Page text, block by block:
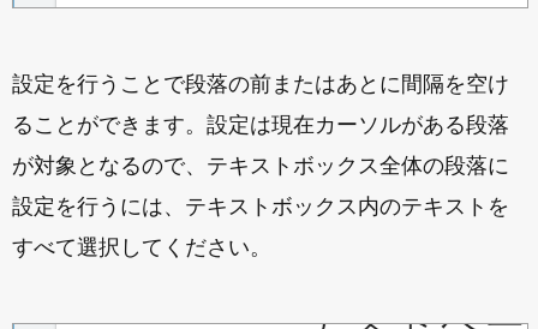
設定を行うことで段落の前またはあとに間隔を空け
ることができます。設定は現在カーソルがある段落
が対象となるので、テキストボックス全体の段落に
設定を行うには、テキストボックス内のテキストを
すべて選択してください。